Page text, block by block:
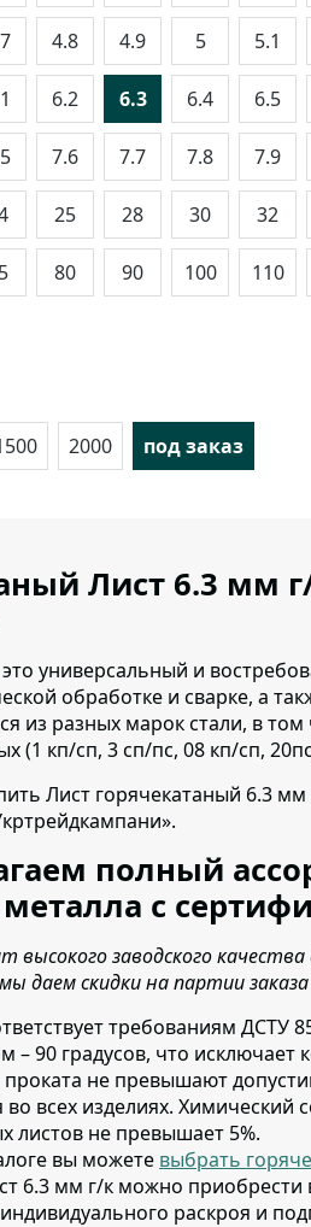
4.8 4.9 5 5.1
6.2 6.3 6.4 6.5
7.6 7.7 7.8 7.9
25 28 30 32
80 90 100 110
2000 под заказ
Лист 6.3 мм
универсальный и
обработке и сварке, а
из разных марок стали, в
(1 кп/сп, 3 сп/пс, 08 кп/сп,
Лист горячекатаный 6.3
полный
с
заводского
даем скидки на партии
требованиям ДСТУ
– 90 градусов, что исключает
проката не превышают
всех изделиях. Химический
листов не превышает 5%.
вы можете выбрать
6.3 мм г/к можно приобрести
раскроя и